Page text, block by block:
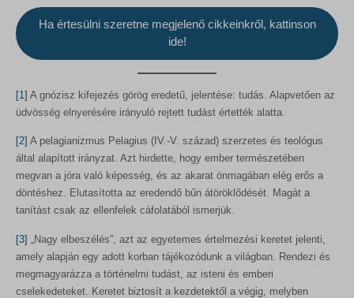
Ha értesülni szeretne megjelenő cikkeinkről, kattinson
ide!
[1] A gnózisz kifejezés görög eredetű, jelentése: tudás. Alapvetően az
üdvösség elnyerésére irányuló rejtett tudást értették alatta.
[2] A pelagianizmus Pelagius (IV.-V. század) szerzetes és teológus
által alapított irányzat. Azt hirdette, hogy ember természetében
megvan a jóra való képesség, és az akarat önmagában elég erős a
döntéshez. Elutasította az eredendő bűn átöröklődését. Magát a
tanítást csak az ellenfelek cáfolatából ismerjük.
[3] „Nagy elbeszélés”, azt az egyetemes értelmezési keretet jelenti,
amely alapján egy adott korban tájékozódunk a világban. Rendezi és
megmagyarázza a történelmi tudást, az isteni és emberi
cselekedeteket. Keretet biztosít a kezdetektől a végig, melyben